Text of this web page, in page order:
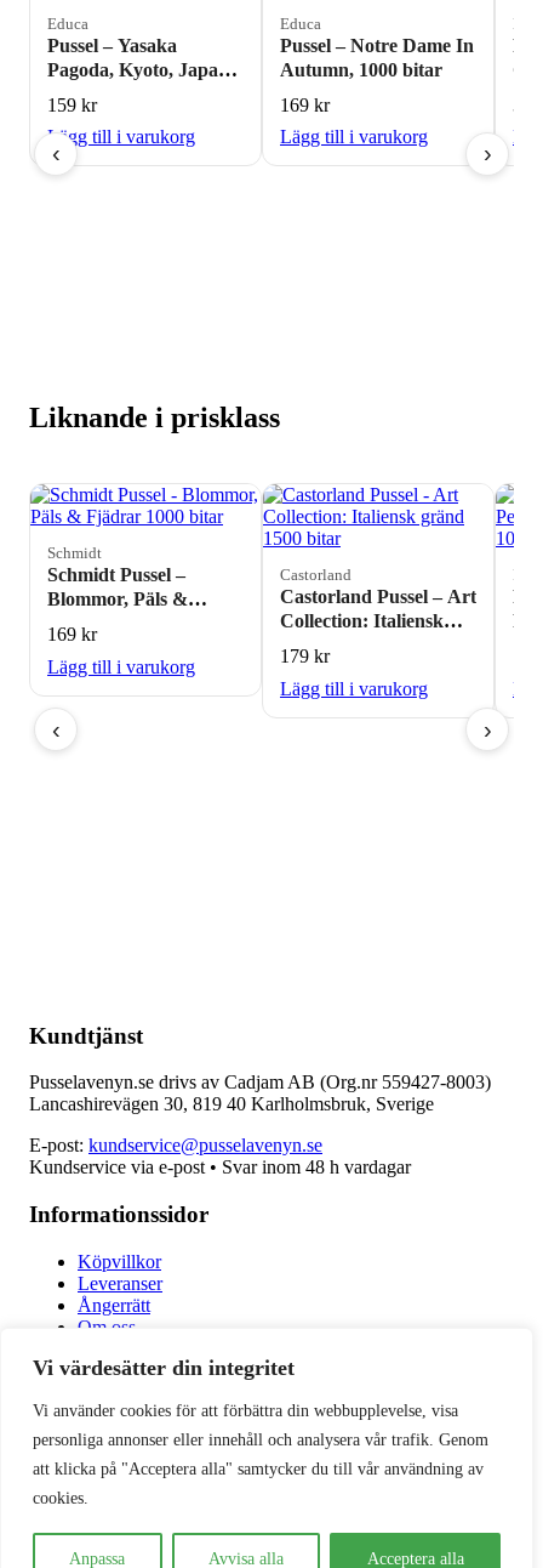
Vi värdesätter din integritet
Vi använder cookies för att förbättra din webbupplevelse, visa
personliga annonser eller innehåll och analysera vår trafik. Genom
att klicka på "Acceptera alla" samtycker du till vår användning av
cookies.
Anpassa Avvisa alla Acceptera alla
‹
Educa
Pussel – Yasaka
Pagoda, Kyoto, Japan
1000 Bitar
159 kr
Lägg till i varukorg
Educa
Pussel – Notre Dame In
Autumn, 1000 bitar
169 kr
Lägg till i varukorg
›
Liknande i prisklass
‹
Schmidt
Schmidt Pussel –
Blommor, Päls &
Fjädrar 1000 bitar
169 kr
Lägg till i varukorg
Castorland
Castorland Pussel – Art
Collection: Italiensk
gränd 1500 bitar
179 kr
Lägg till i varukorg
›
Kundtjänst
Pusselavenyn.se drivs av Cadjam AB (Org.nr 559427-8003)
Lancashirevägen 30, 819 40 Karlholmsbruk, Sverige
E-post: kundservice@pusselavenyn.se
Kundservice via e-post • Svar inom 48 h vardagar
Informationssidor
Köpvillkor
Leveranser
Ångerrätt
Om oss
Populära sidor
Varumärken
Fyndhörnan